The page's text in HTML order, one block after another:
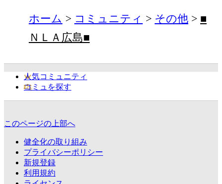
ホーム コミュニティ その他
■
ＮＬＡ広島■
人気コミュニティ
コミュを探す
このページの上部へ
健全化の取り組み
プライバシーポリシー
新規登録
利用規約